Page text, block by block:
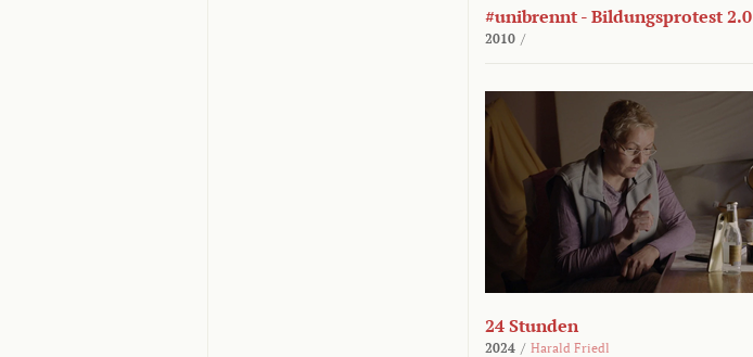
#unibrennt - Bildungsprotest 2.0
2010 /
24 Stunden
2024 / Harald Friedl